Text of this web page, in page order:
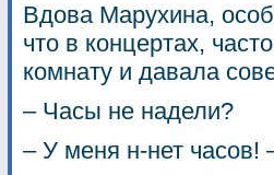
Вдова Марухина,
что в концертах,
комнату и давала
– Часы не надели?
– У меня н-нет часов!